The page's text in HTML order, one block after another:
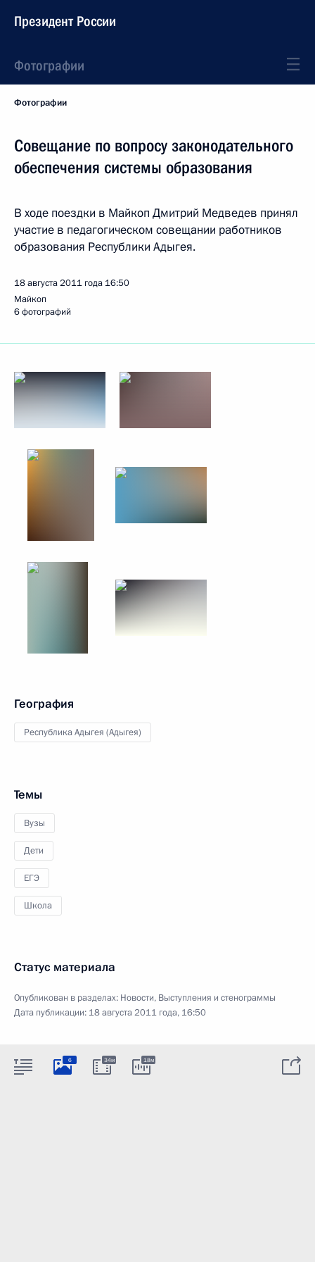
Президент России
Фотографии
Фотографии
Совещание по вопросу законодательного
обеспечения системы образования
В ходе поездки в Майкоп Дмитрий Медведев принял
участие в педагогическом совещании работников
образования Республики Адыгея.
18 августа 2011 года 16:50
Майкоп
6 фотографий
География
Республика Адыгея (Адыгея)
Темы
Вузы
Дети
ЕГЭ
Школа
Статус материала
Опубликован в разделах: Новости, Выступления и стенограммы
Дата публикации: 18 августа 2011 года, 16:50
6 34м 18м